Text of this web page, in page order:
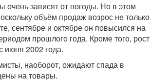
зависят от погоды. Но в этом
объём продаж возрос не только
сентябре и октябре он повысился на
прошлого года. Кроме того, рост
июня 2002 года.
наоборот, ожидают спада в
на товары.